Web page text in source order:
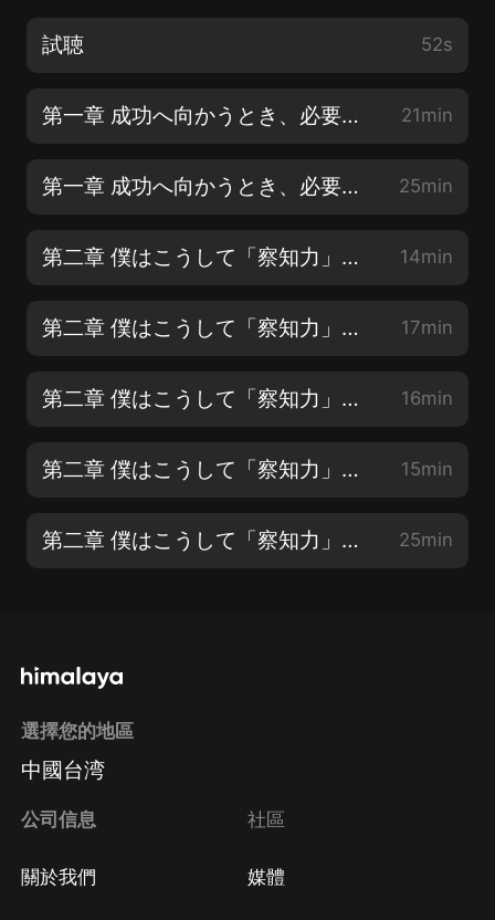
試聴 52s
第一章 成功へ向かうとき、必要なものが「察知力」だ【1】 21min
第一章 成功へ向かうとき、必要なものが「察知力」だ【2】 25min
第二章 僕はこうして「察知力」を磨いてきた【1】 14min
第二章 僕はこうして「察知力」を磨いてきた【2】 17min
第二章 僕はこうして「察知力」を磨いてきた【3】 16min
第二章 僕はこうして「察知力」を磨いてきた【4】 15min
第二章 僕はこうして「察知力」を磨いてきた【5】 25min
選擇您的地區
中國台湾
公司信息
關於我們
社區
媒體